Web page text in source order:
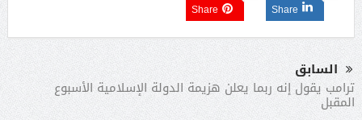
Share
Share
السابق
ترامب يقول إنه ربما يعلن هزيمة الدولة الإسلامية الأسبوع
المقبل